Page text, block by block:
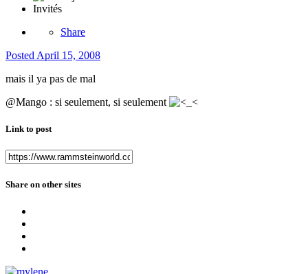
Invités
Share
Posted April 15, 2008
mais il ya pas de mal
@Mango : si seulement, si seulement
Link to post
Share on other sites